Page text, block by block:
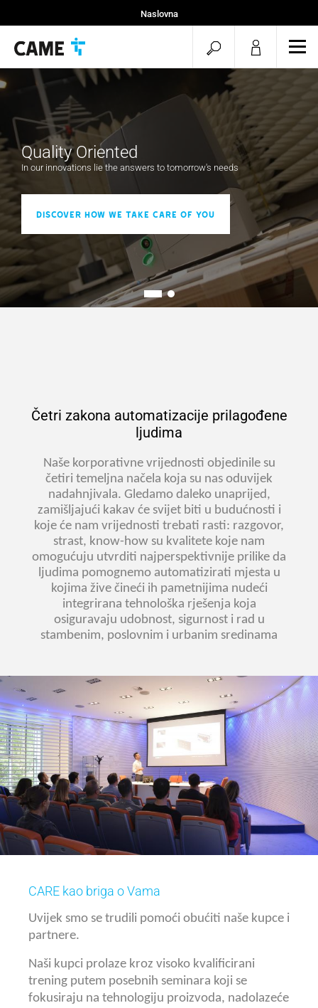
Naslovna
Quality Oriented
In our innovations lie the answers to tomorrow's needs
Discover how we take care of you
Četri zakona automatizacije prilagođene
ljudima
Naše korporativne vrijednosti objedinile su
četiri temeljna načela koja su nas oduvijek
nadahnjivala. Gledamo daleko unaprijed,
zamišljajući kakav će svijet biti u budućnosti i
koje će nam vrijednosti trebati rasti: razgovor,
strast, know-how su kvalitete koje nam
omogućuju utvrditi najperspektivnije prilike da
ljudima pomognemo automatizirati mjesta u
kojima žive čineći ih pametnijima nudeći
integrirana tehnološka rješenja koja
osiguravaju udobnost, sigurnost i rad u
stambenim, poslovnim i urbanim sredinama
CARE kao briga o Vama
Uvijek smo se trudili pomoći obućiti naše kupce i
partnere.
Naši kupci prolaze kroz visoko kvalificirani
trening putem posebnih seminara koji se
fokusiraju na tehnologiju proizvoda, nadolazeće
Uvijek ulažemo velike napore u istraživanje i
razvoj, kao nezamjenjivo sredstvo koje pokreće
uložili smo pet posto prodaje u ambiciozne
puteve istraživanja i razvoja. Ono je donijelo
globalna rješenja na najvišoj razini za sve naše
tržišne segmente.